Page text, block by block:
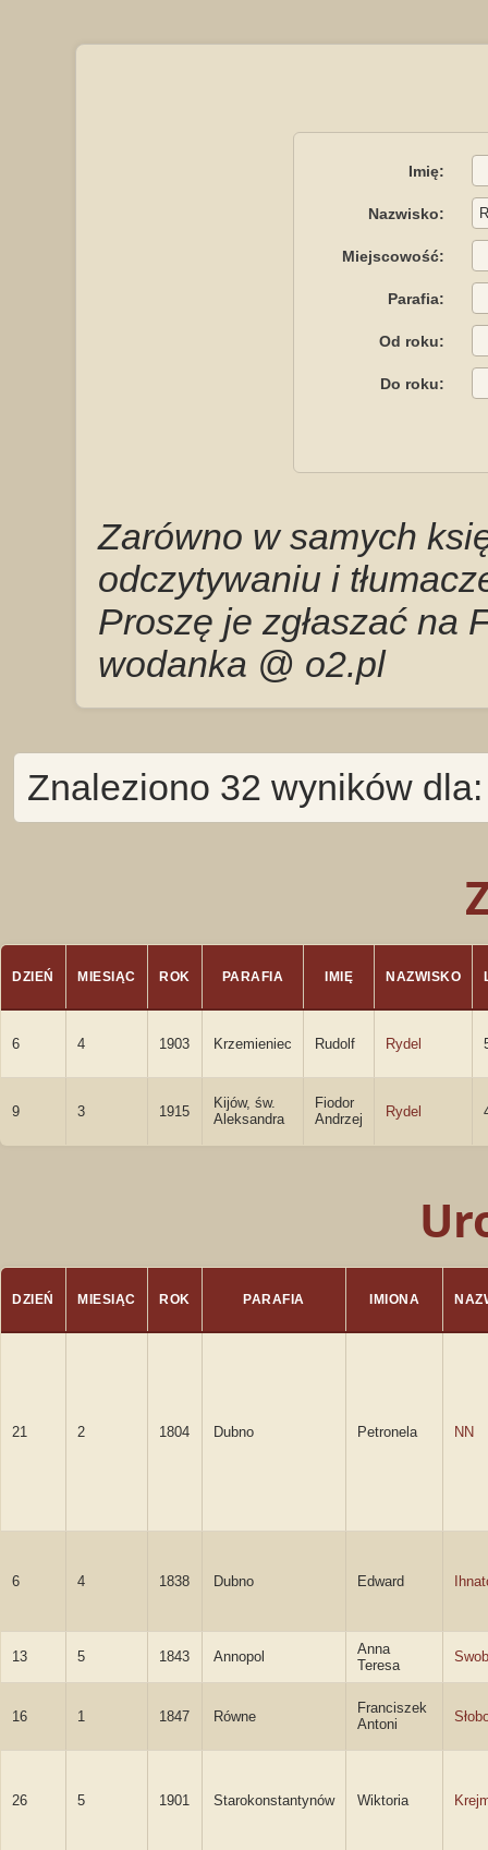
Imię:
Nazwisko:
Miejscowość:
Parafia:
Od roku:
Do roku:
Zarówno w samych
odczytywaniu i
Proszę je zgłaszać na
wodanka @ o2.pl
Znaleziono 32 wyników
DZIEŃ MIESIĄC ROK PARAFIA IMIĘ NAZWISKO
6 4 1903 Krzemieniec Rudolf Rydel
9 3 1915
Kijów, św.
Aleksandra
Fiodor
Andrzej
Rydel
DZIEŃ MIESIĄC ROK PARAFIA IMIONA
21 2 1804 Dubno Petronela NN
6 4 1838 Dubno Edward
13 5 1843 Annopol
Anna
Teresa
16 1 1847 Równe
Franciszek
Antoni
26 5 1901 Starokonstantynów Wiktoria